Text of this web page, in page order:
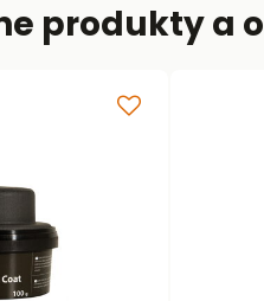
produkty a